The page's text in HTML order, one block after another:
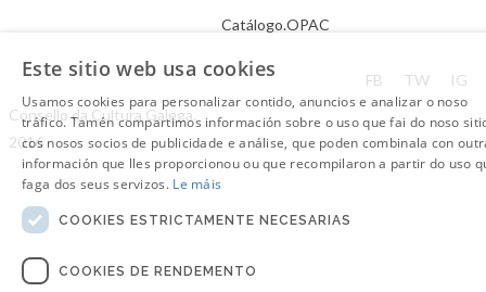
Catálogo.OPAC
Aviso Legal
Consello da Cultura Galega.
2016
FB TW IG
Este sitio web usa cookies
Usamos cookies para personalizar contido, anuncios e analizar o noso
tráfico. Tamén compartimos información sobre o uso que fai do noso
cos nosos socios de publicidade e análise, que poden combinala con
información que lles proporcionou ou que recompilaron a partir do uso
faga dos seus servizos. Le máis
COOKIES ESTRICTAMENTE NECESARIAS
COOKIES DE RENDEMENTO